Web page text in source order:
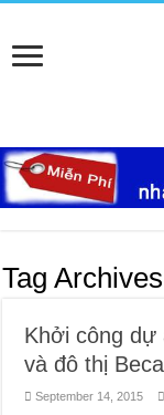
Tag
Khởi công dự
và đô thị
September 14, 2015